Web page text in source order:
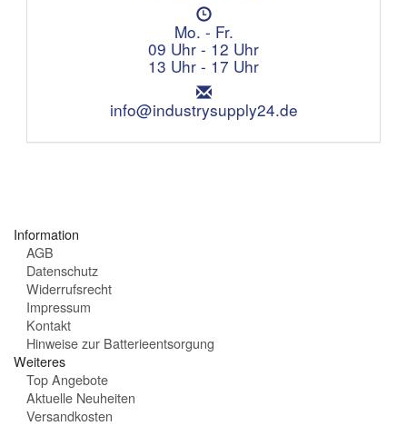
e
o
n
:
Ö
f
n
u
n
g
Mo. - Fr.
09 Uhr - 12 Uhr
13 Uhr - 17 Uhr
E
m
i
info@industrysupply24.de
Information
AGB
Datenschutz
Widerrufsrecht
Impressum
Kontakt
Hinweise zur Batterieentsorgung
Weiteres
Top Angebote
Aktuelle Neuheiten
Versandkosten